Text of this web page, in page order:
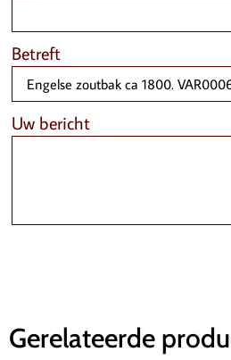
Betreft
Uw bericht
Gerelateerde